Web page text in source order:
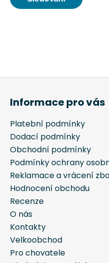
Z
Informace pro vás
Platební podmínky
Dodací podmínky
Obchodní podmínky
Podmínky ochrany
Reklamace a vrácení
Hodnocení obchodu
Recenze
O nás
Kontakty
Velkoobchod
Pro chovatele